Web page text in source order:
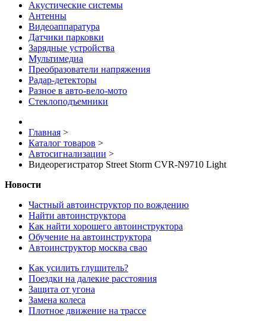
Акустические системы
Антенны
Видеоаппаратура
Датчики парковки
Зарядные устройства
Мультимедиа
Преобразователи напряжения
Радар-детекторы
Разное в авто-вело-мото
Стеклоподъемники
Главная >
Каталог товаров >
Автосигнализации >
Видеорегистратор Street Storm CVR-N9710 Light
Новости
Частный автоинструктор по вождению
Найти автоинструктора
Как найти хорошего автоинструктора
Обучение на автоинструктора
Автоинструктор москва свао
Как усилить глушитель?
Поездки на далекие расстояния
Защита от угона
Замена колеса
Плотное движение на трассе